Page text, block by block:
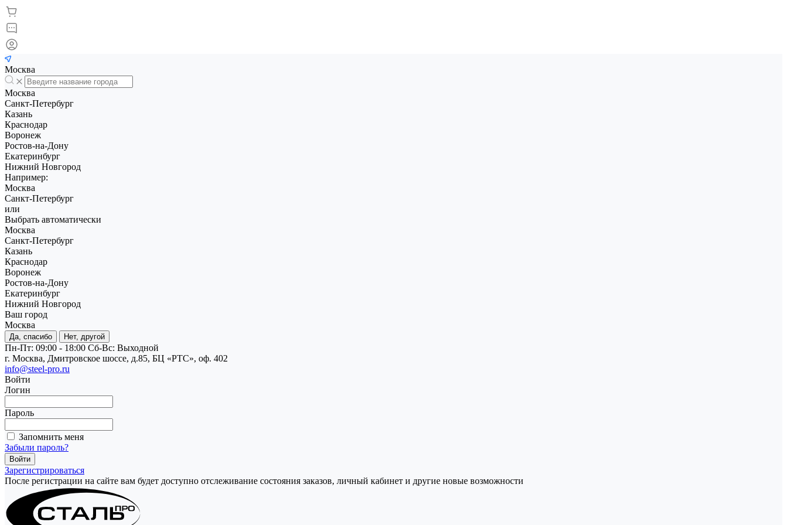
Москва
Москва
Санкт-Петербург
Казань
Краснодар
Воронеж
Ростов-на-Дону
Екатеринбург
Нижний Новгород
Например:
Москва
Санкт-Петербург
или
Выбрать автоматически
Москва
Санкт-Петербург
Казань
Краснодар
Воронеж
Ростов-на-Дону
Екатеринбург
Нижний Новгород
Ваш город
Москва
Да, спасибо Нет, другой
Пн-Пт: 09:00 - 18:00 Cб-Вс: Выходной
г. Москва, Дмитровское шоссе, д.85, БЦ «РТС», оф. 402
info@steel-pro.ru
Войти
Логин
Пароль
Запомнить меня
Забыли пароль?
Зарегистрироваться
После регистрации на сайте вам будет доступно отслеживание состояния заказов, личный кабинет и другие новые возможности